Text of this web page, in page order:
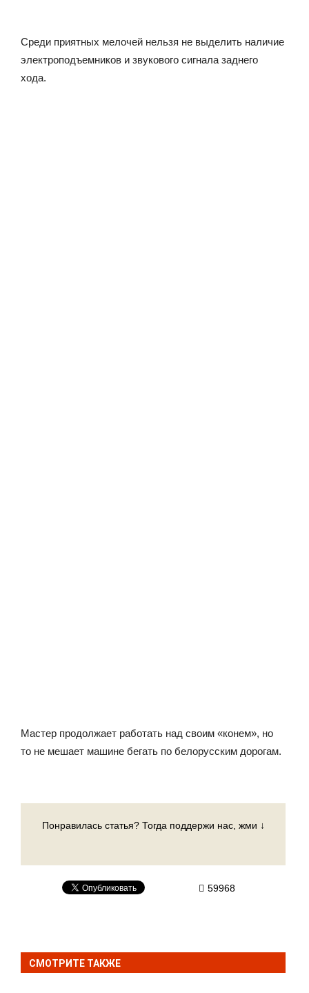
Среди приятных мелочей нельзя не выделить наличие
электроподъемников и звукового сигнала заднего
хода.
Мастер продолжает работать над своим «конем», но
то не мешает машине бегать по белорусским дорогам.
Понравилась статья? Тогда поддержи нас, жми ↓
59968
СМОТРИТЕ ТАКЖЕ